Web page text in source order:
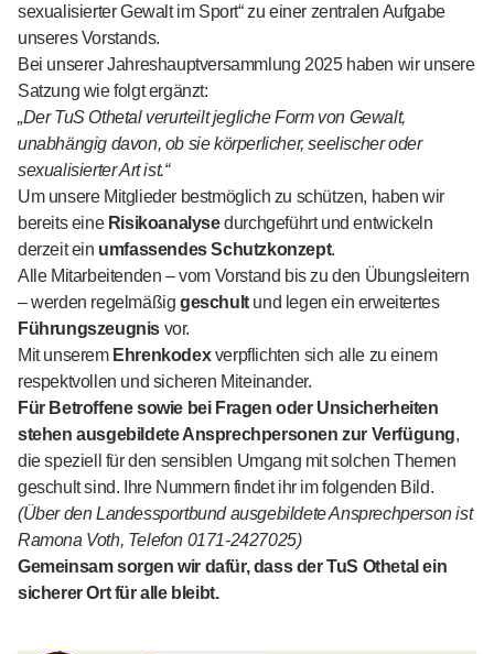
sexualisierter Gewalt im Sport“ zu einer zentralen Aufgabe
unseres Vorstands.
Bei unserer Jahreshauptversammlung 2025 haben wir unsere
Satzung wie folgt ergänzt:
„Der TuS Othetal verurteilt jegliche Form von Gewalt,
unabhängig davon, ob sie körperlicher, seelischer oder
sexualisierter Art ist.“
Um unsere Mitglieder bestmöglich zu schützen, haben wir
bereits eine Risikoanalysedurchgeführt und entwickeln
derzeit ein umfassendes Schutzkonzept.
Alle Mitarbeitenden – vom Vorstand bis zu den Übungsleitern
– werden regelmäßig geschult und legen ein erweitertes
Führungszeugnis vor.
Mit unseremEhrenkodexverpflichten sich alle zu einem
respektvollen und sicheren Miteinander.
Für Betroffene sowie bei Fragen oder Unsicherheiten
stehen ausgebildete Ansprechpersonen zur Verfügung,
die speziell für den sensiblen Umgang mit solchen Themen
geschult sind. Ihre Nummern findet ihr im folgenden Bild.
(Über den Landessportbund ausgebildete Ansprechperson ist
Ramona Voth, Telefon 0171-2427025)
Gemeinsam sorgen wir dafür, dass der TuS Othetal ein
sicherer Ort für alle bleibt.